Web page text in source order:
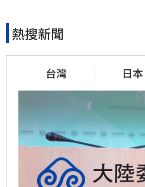
熱搜新聞
台灣 日本